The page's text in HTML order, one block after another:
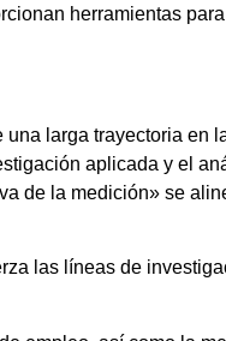
herramientas
larga trayectoria en
aplicada y el
de la medición» se
las líneas de